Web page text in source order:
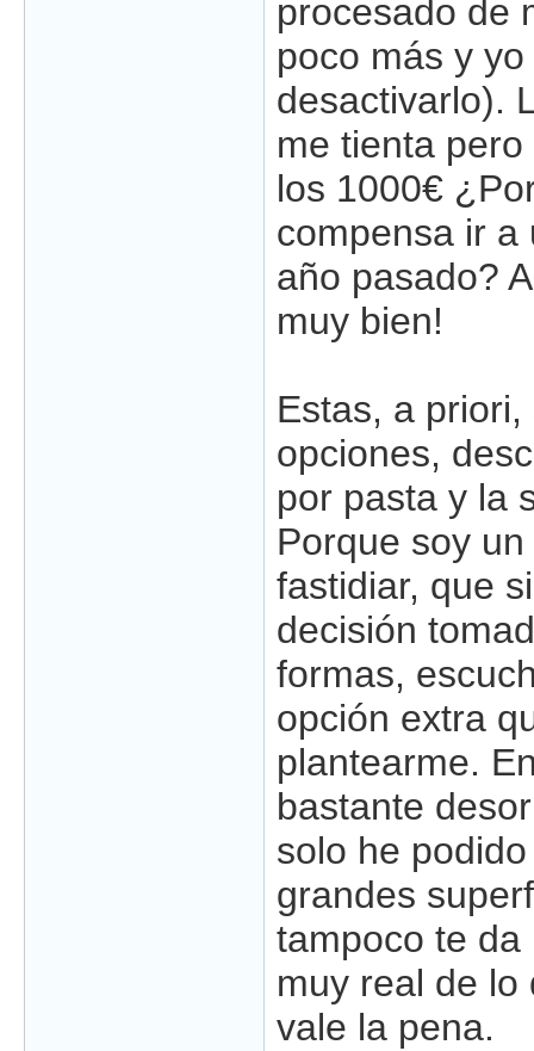
procesado de
poco más y
desactivarlo).
me tienta
los 1000€
compensa ir a
año pasado?
muy bien!
Estas, a
opciones,
por pasta y la
Porque soy
fastidiar, que
decisión
formas,
opción extra
plantearme.
bastante
solo he
grandes
tampoco te
muy real de lo
vale la pena.